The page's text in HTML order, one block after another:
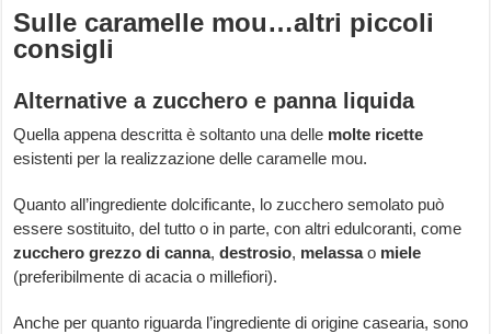
Sulle caramelle mou…altri piccoli
consigli
Alternative a zucchero e panna liquida
Quella appena descritta è soltanto una delle molte ricette
esistenti per la realizzazione delle caramelle mou.
Quanto all’ingrediente dolcificante, lo zucchero semolato può
essere sostituito, del tutto o in parte, con altri edulcoranti, come
zucchero grezzo di canna,destrosio, melassao miele
(preferibilmente di acacia o millefiori).
Anche per quanto riguarda l’ingrediente di origine casearia, sono